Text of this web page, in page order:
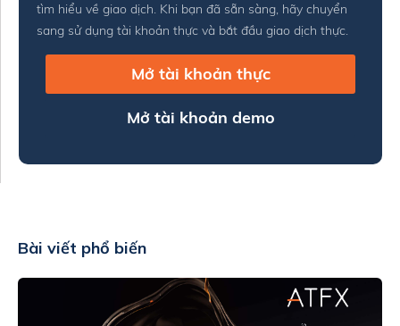
tìm hiểu về giao dịch. Khi bạn đã sẵn sàng, hãy chuyển
sang sử dụng tài khoản thực và bắt đầu giao dịch thực.
Mở tài khoản thực
Mở tài khoản demo
Bài viết phổ biến